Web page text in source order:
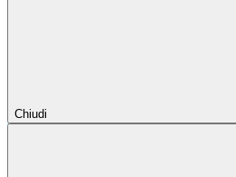
Chiudi